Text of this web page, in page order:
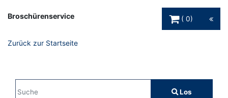
Broschürenservice 0
Zurück zur Startseite
Los